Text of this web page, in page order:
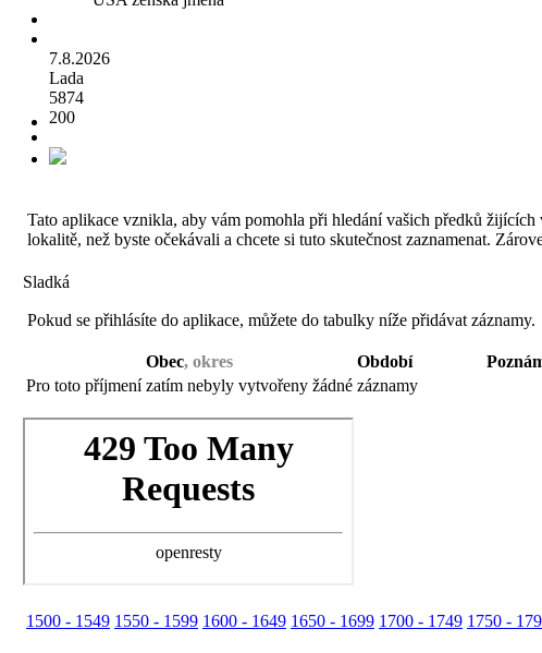
7.8.2026
Lada
5874
200
Tato aplikace vznikla, aby vám pomohla při hledání vašich předků
lokalitě, než byste očekávali a chcete si tuto skutečnost zaznamenat.
Sladká
Pokud se přihlásíte do aplikace, můžete do tabulky níže přidávat záznamy.
Obec, okres Období
Pro toto příjmení zatím nebyly vytvořeny žádné záznamy
1500 - 1549 1550 - 1599 1600 - 1649 1650 - 1699 1700 - 1749 1750 -